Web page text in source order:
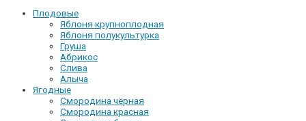
Плодовые
Яблоня крупноплодная
Яблоня полукультурка
Груша
Абрикос
Слива
Алыча
Ягодные
Смородина чёрная
Смородина красная